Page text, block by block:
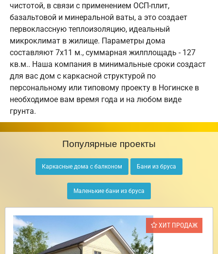
чистотой, в связи с применением ОСП-плит,
базальтовой и минеральной ваты, а это создает
первоклассную теплоизоляцию, идеальный
микроклимат в жилище. Параметры дома
составляют 7х11 м., суммарная жилплощадь - 127
кв.м.. Наша компания в минимальные сроки создаст
для вас дом с каркасной структурой по
персональному или типовому проекту в Ногинске в
необходимое вам время года и на любом виде
грунта.
Популярные проекты
Каркасные дома с балконом Бани из бруса
Маленькие бани из бруса
ХИТ ПРОДАЖ